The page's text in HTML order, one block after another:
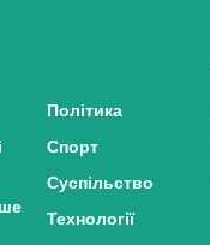
Політика
Спорт
Суспільство
Технології